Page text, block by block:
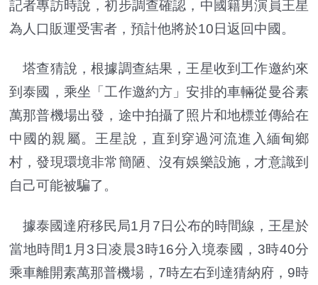
記者專訪時說，初步調查確認，中國籍男演員王星
為人口販運受害者，預計他將於10日返回中國。
塔查猜說，根據調查結果，王星收到工作邀約來
到泰國，乘坐「工作邀約方」安排的車輛從曼谷素
萬那普機場出發，途中拍攝了照片和地標並傳給在
中國的親屬。王星說，直到穿過河流進入緬甸鄉
村，發現環境非常簡陋、沒有娛樂設施，才意識到
自己可能被騙了。
據泰國達府移民局1月7日公布的時間線，王星於
當地時間1月3日凌晨3時16分入境泰國，3時40分
乘車離開素萬那普機場，7時左右到達猜納府，9時